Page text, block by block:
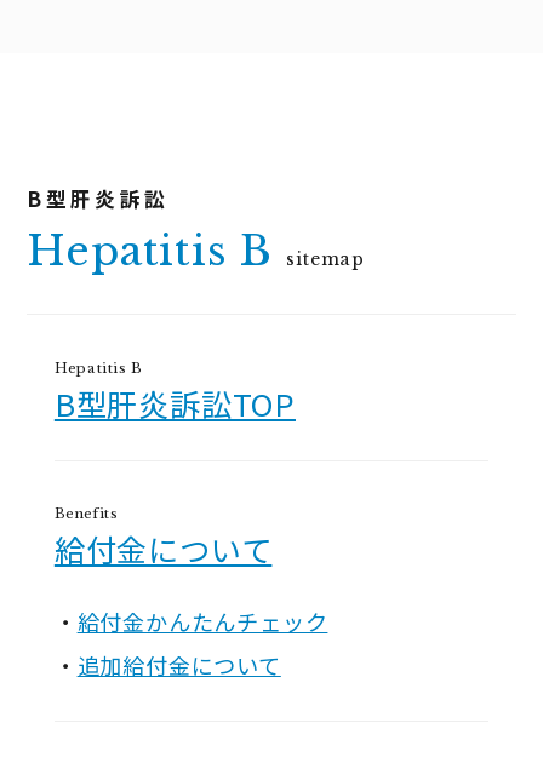
Hepatitis B sitemap
Hepatitis B
B型肝炎訴訟TOP
Benefits
給付金について
給付金かんたんチェック
追加給付金について